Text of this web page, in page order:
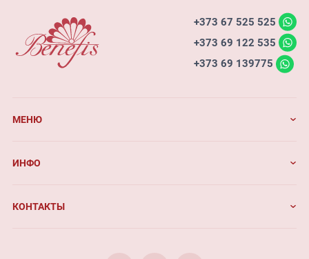
+373 67 525 525
+373 69 122 535
+373 69 139775
МЕНЮ
ИНФО
КОНТАКТЫ